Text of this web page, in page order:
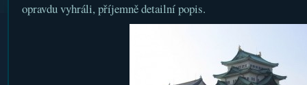
opravdu vyhráli, příjemně detailní popis.